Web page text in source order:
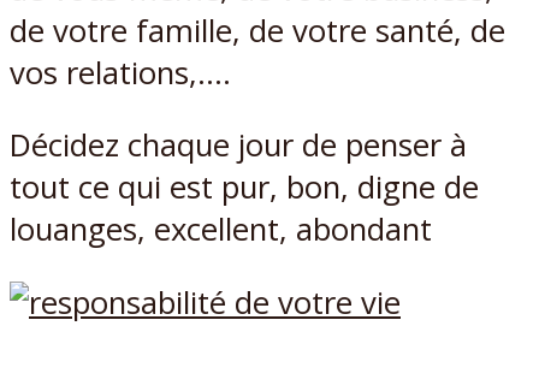
de votre famille, de votre santé, de
vos relations,….
Décidez chaque jour de penser à
tout ce qui est pur, bon, digne de
louanges, excellent, abondant